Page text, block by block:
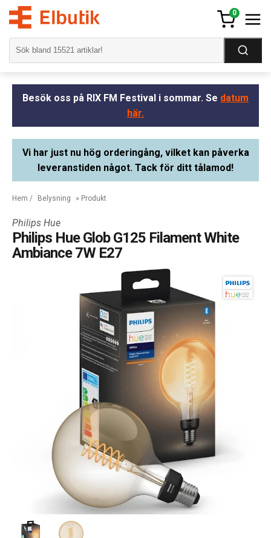
0
Besök oss på RIX FM Festival i sommar. Se datum
här.
Vi har just nu hög orderingång, vilket kan påverka
leveranstiden något. Tack för ditt tålamod!
Hem / Belysning » Produkt
Philips Hue
Philips Hue Glob G125 Filament White
Ambiance 7W E27